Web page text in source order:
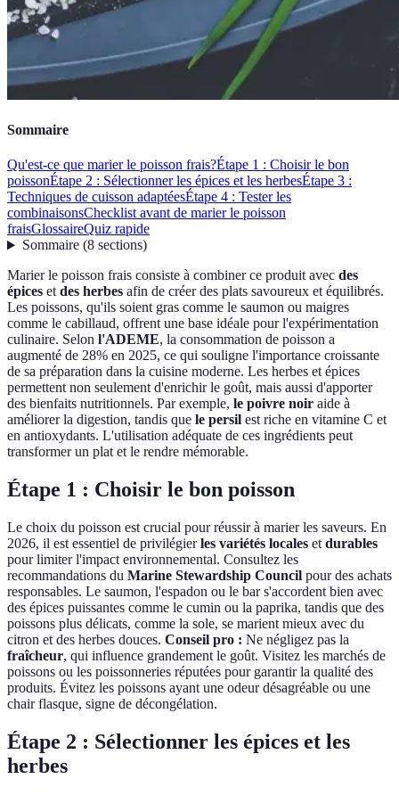
Sommaire
Qu'est-ce que marier le poisson frais?Étape 1 : Choisir le bon
poissonÉtape 2 : Sélectionner les épices et les herbesÉtape 3 :
Techniques de cuisson adaptéesÉtape 4 : Tester les
combinaisonsChecklist avant de marier le poisson
fraisGlossaireQuiz rapide
Sommaire(8 sections)
Marier le poisson frais consiste à combiner ce produit avec des
épices etdes herbes afin de créer des plats savoureux et équilibrés.
Les poissons, qu'ils soient gras comme le saumon ou maigres
comme le cabillaud, offrent une base idéale pour l'expérimentation
culinaire. Selon l'ADEME, la consommation de poisson a
augmenté de 28% en 2025, ce qui souligne l'importance croissante
de sa préparation dans la cuisine moderne. Les herbes et épices
permettent non seulement d'enrichir le goût, mais aussi d'apporter
des bienfaits nutritionnels. Par exemple, le poivre noir aide à
améliorer la digestion, tandis que le persil est riche en vitamine C et
en antioxydants. L'utilisation adéquate de ces ingrédients peut
transformer un plat et le rendre mémorable.
Étape 1 : Choisir le bon poisson
Le choix du poisson est crucial pour réussir à marier les saveurs. En
2026, il est essentiel de privilégierles variétés locales et durables
pour limiter l'impact environnemental. Consultez les
recommandations du Marine Stewardship Council pour des achats
responsables. Le saumon, l'espadon ou le bar s'accordent bien avec
des épices puissantes comme le cumin ou la paprika, tandis que des
poissons plus délicats, comme la sole, se marient mieux avec du
citron et des herbes douces. Conseil pro : Ne négligez pas la
fraîcheur, qui influence grandement le goût. Visitez les marchés de
poissons ou les poissonneries réputées pour garantir la qualité des
produits. Évitez les poissons ayant une odeur désagréable ou une
chair flasque, signe de décongélation.
Étape 2 : Sélectionner les épices et les
herbes